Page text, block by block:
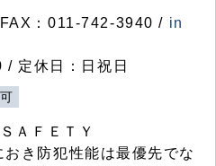
：011-742-3940 / in
定休日：日祝日
ＡＦＥＴＹ
き防犯性能は最優先でな